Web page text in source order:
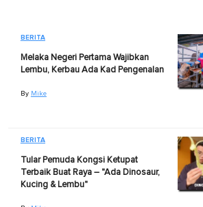
BERITA
Melaka Negeri Pertama Wajibkan
Lembu, Kerbau Ada Kad Pengenalan
By Mike
BERITA
Tular Pemuda Kongsi Ketupat
Terbaik Buat Raya – "Ada Dinosaur,
Kucing & Lembu"